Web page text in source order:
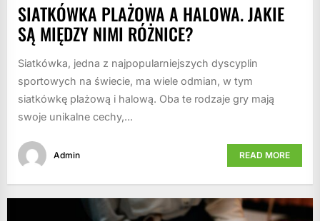
SIATKÓWKA PLAŻOWA A HALOWA. JAKIE
SĄ MIĘDZY NIMI RÓŻNICE?
Siatkówka, jedna z najpopularniejszych dyscyplin
sportowych na świecie, ma wiele odmian, w tym
siatkówkę plażową i halową. Oba te rodzaje gry mają
swoje unikalne cechy,...
Admin READ MORE